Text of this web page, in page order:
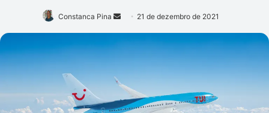
Constanca Pina
Mande
e-
21 de dezembro de 2021